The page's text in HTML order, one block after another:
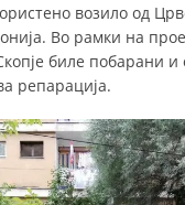
РАКОВОДЕН ОДБОР
СОБРАНИЕ
И ОРГАНИЗАЦИОНА
ДИСЕМИНАЦИЈА
ХУМАНИТАРНО
возило од
Во рамки на
биле побарани
репарација.